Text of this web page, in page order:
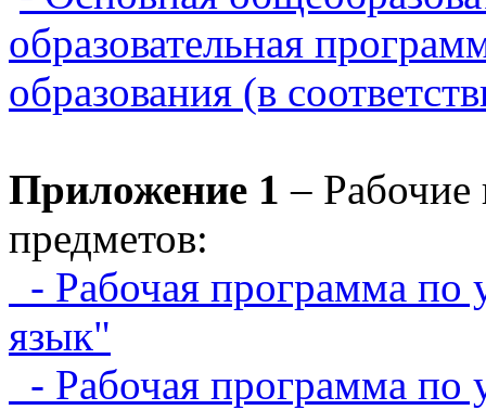
образовательная
образования (в
Приложение 1 –
предметов:
- Рабочая программа по
язык"
- Рабочая программа по